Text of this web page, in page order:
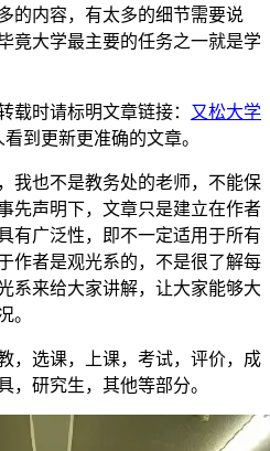
的内容，有太多的细节需要说
竟大学最主要的任务之一就是学
载时请标明文章链接： 又松大学
到更新更准确的文章。
我也不是教务处的老师，不能保
先声明下，文章只是建立在作者
有广泛性，即不一定适用于所有
作者是观光系的，不是很了解每
系来给大家讲解，让大家能够大
。
，选课，上课，考试，评价，成
，研究生，其他等部分。